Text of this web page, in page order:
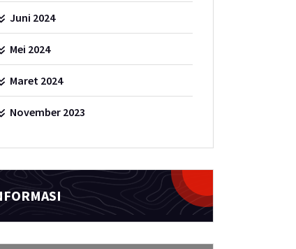
Juni 2024
Mei 2024
Maret 2024
November 2023